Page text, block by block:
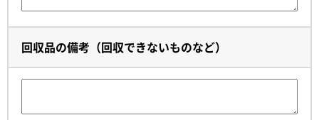
回収品の備考（回収できないものなど）